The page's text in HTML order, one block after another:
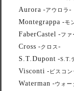
Aurora -アウロラ -
Montegrappa -モ
FaberCastel -ファ
Cross -クロス-
S.T.Dupont -S.T.
Visconti - ビスコ
Waterman -ウォー